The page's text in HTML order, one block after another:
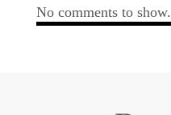
No comments to show.